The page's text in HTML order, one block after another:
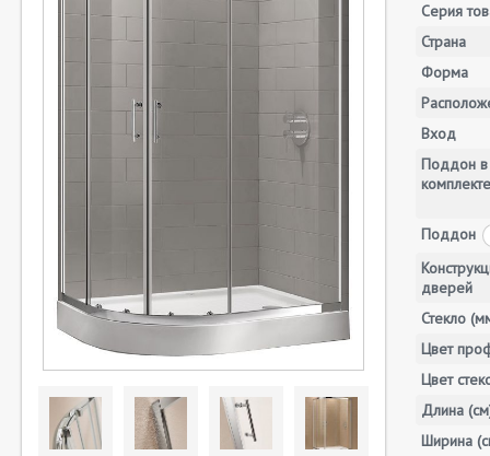
Серия
Страна
Форма
Вход
Поддон в
комплекте
Поддон
дверей
Стекло
Цвет
Цвет
Длина
Ширина